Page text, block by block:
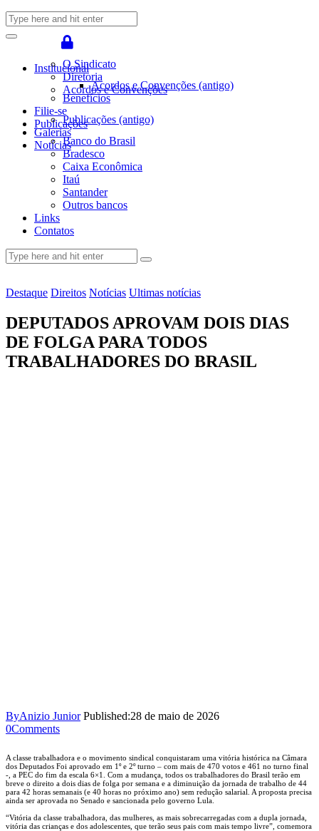
InstitucionalO Sindicato
Diretoria
Acordos e Convenções
Acordos e Convenções (antigo)
Benefícios
Filie-se
PublicaçõesPublicações (antigo)
Galerias
NotíciasBanco do Brasil
Bradesco
Caixa Econômica
Itaú
Santander
Outros bancos
Links
Contatos
Destaque Direitos Notícias Ultimas notícias
DEPUTADOS APROVAM DOIS DIAS
DE FOLGA PARA TODOS
TRABALHADORES DO BRASIL
ByAnizio Junior Published:28 de maio de 2026
0Comments
A classe trabalhadora e o movimento sindical conquistaram uma vitória histórica na Câmara
dos Deputados Foi aprovado em 1º e 2º turno – com mais de 470 votos e 461 no turno final
-, a PEC do fim da escala 6×1. Com a mudança, todos os trabalhadores do Brasil terão em
breve o direito a dois dias de folga por semana e a diminuição da jornada de trabalho de 44
para 42 horas semanais (e 40 horas no próximo ano) sem redução salarial. A proposta precisa
ainda ser aprovada no Senado e sancionada pelo governo Lula.
“Vitória da classe trabalhadora, das mulheres, as mais sobrecarregadas com a dupla jornada,
vitória das crianças e dos adolescentes, que terão seus pais com mais tempo livre”, comemora